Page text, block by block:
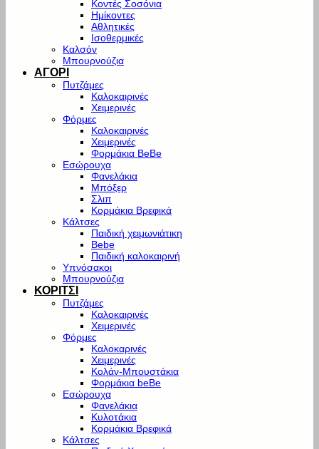
Κοντές Σοσόνια
Ημίκοντες
Αθλητικές
Ισοθερμικές
Καλσόν
Μπουρνούζια
ΑΓΟΡΙ
Πυτζάμες
Καλοκαιρινές
Χειμερινές
Φόρμες
Καλοκαιρινές
Χειμερινές
Φορμάκια BeBe
Εσώρουχα
Φανελάκια
Μπόξερ
Σλιπ
Κορμάκια Βρεφικά
Κάλτσες
Παιδική χειμωνιάτικη
Bebe
Παιδική καλοκαιρινή
Υπνόσακοι
Μπουρνούζια
ΚΟΡΙΤΣΙ
Πυτζάμες
Καλοκαιρινές
Χειμερινές
Φόρμες
Καλοκαρινές
Χειμερινές
Κολάν-Μπουστάκια
Φορμάκια beBe
Εσώρουχα
Φανελάκια
Κυλοτάκια
Κορμάκια Βρεφικά
Κάλτσες